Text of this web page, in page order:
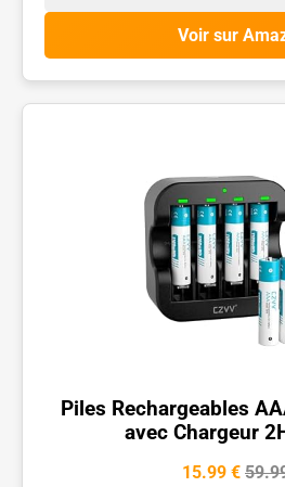
Voir sur
Piles Rechargeables
avec Chargeur
15.99 €